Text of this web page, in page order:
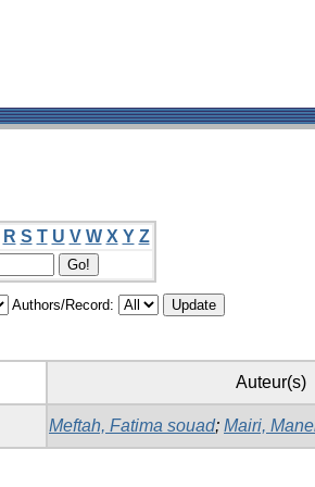
R S T U V W X Y Z
Authors/Record:
Auteur(s)
Meftah, Fatima souad; Mairi,